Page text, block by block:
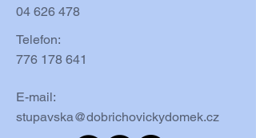
04 626 478
Telefon:
776 178 641
E-mail:
stupavska@dobrichovickydomek.cz